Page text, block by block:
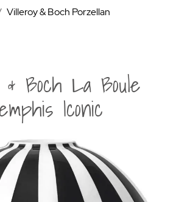
Villeroy & Boch Porzellan
Boch La Boule
Iconic